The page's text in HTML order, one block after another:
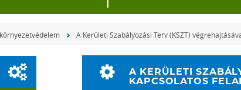
A Kerületi Szabályozási Terv (KSZT)
A KERÜLETI
KAPCSOLATOS